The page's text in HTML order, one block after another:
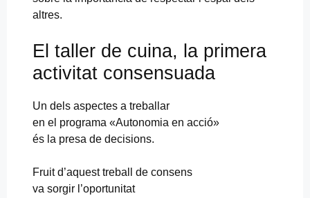
altres.
El taller de cuina, la primera
activitat consensuada
Un dels aspectes a treballar
en el programa «Autonomia en acció»
és la presa de decisions.
Fruit d’aquest treball de consens
va sorgir l’oportunitat